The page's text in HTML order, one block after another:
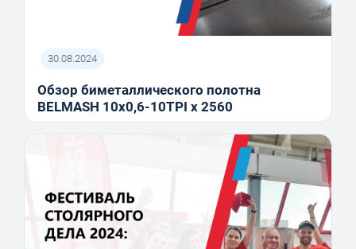
30.08.2024
Обзор биметаллического полотна
BELMASH 10x0,6-10TPI x 2560